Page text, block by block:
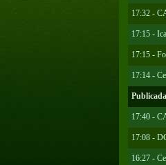
17:32 -
17:15 -
17:15 -
17:14 -
17:40 -
17:08 -
16:27 -